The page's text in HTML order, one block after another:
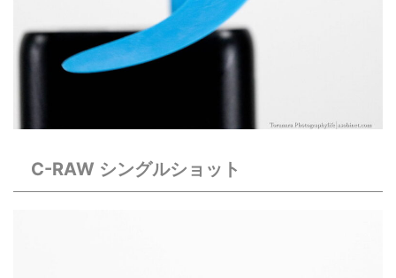
C-RAW シングルショット